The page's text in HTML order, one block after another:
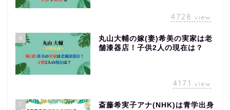
4728 view
6
丸山大輔の嫁(妻)希美の実家は老
舗漆器店！子供2人の現在は？
4171 view
7
斎藤希実子アナ(NHK)は青学出身